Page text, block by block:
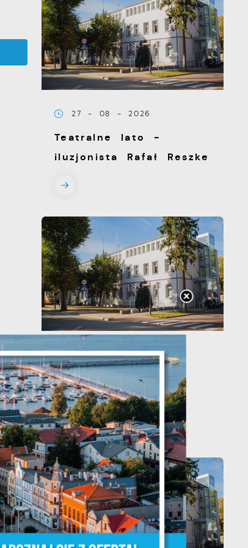
27 - 08 - 2026
Teatralne lato -
iluzjonista Rafał Reszke
20 - 08 - 2026
Teatralne lato -
Zdrowo i kolorowo